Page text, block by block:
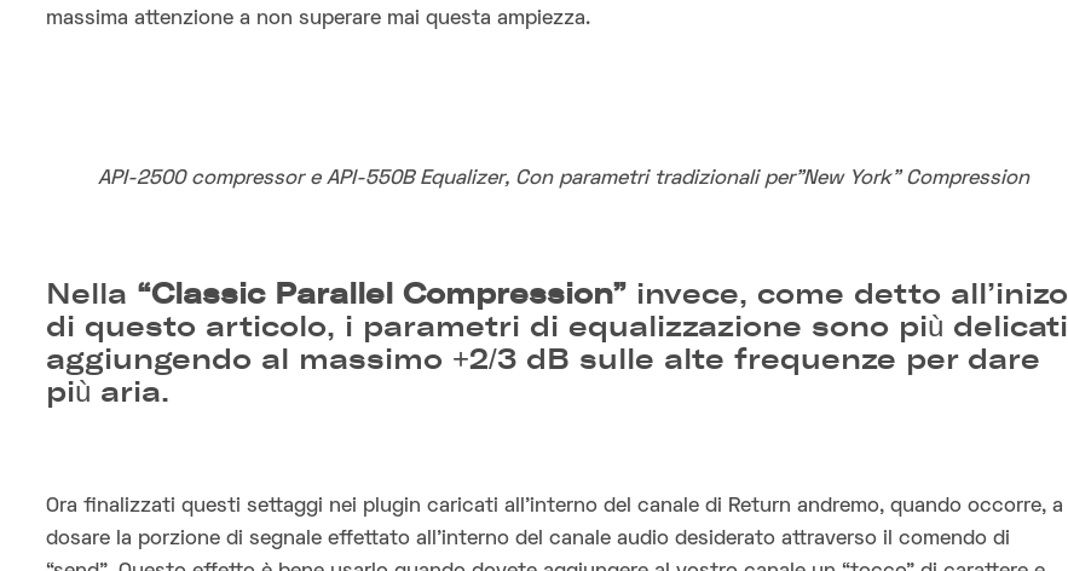
massima attenzione a non superare mai questa ampiezza.
API-2500 compressor e API-550B Equalizer, Con parametri tradizionali per”New York” Compression
Nella “Classic Parallel Compression”invece, come detto all’inizo
di questo articolo, i parametri di equalizzazione sono più delicati
aggiungendo al massimo +2/3 dB sulle alte frequenze per dare
più aria.
Ora finalizzati questi settaggi nei plugin caricati all’interno del canale di Return andremo, quando occorre, a
dosare la porzione di segnale effettato all’interno del canale audio desiderato attraverso il comendo di